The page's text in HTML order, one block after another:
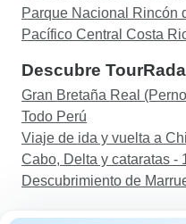
Parque Nacional Rincón
Pacífico Central Costa
Descubre
Gran Bretaña Real
Todo Perú
Viaje de ida y vuelta a
Cabo, Delta y cataratas -
Descubrimiento de